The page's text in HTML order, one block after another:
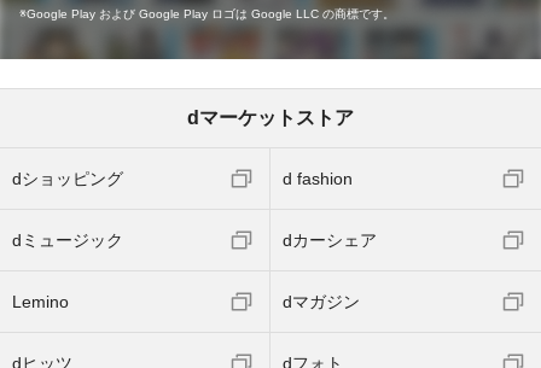
Google Play および Google Play ロゴは Google LLC の商標です。
dマーケットストア
dショッピング d fashion
dミュージック dカーシェア
Lemino dマガジン
dヒッツ dフォト